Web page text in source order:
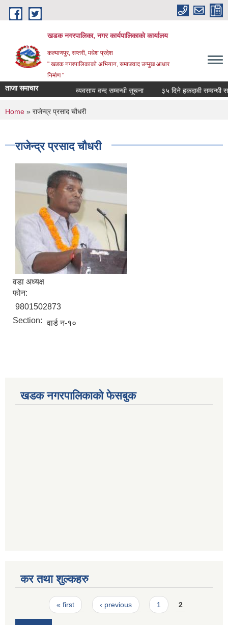
Skip to main content
खडक नगरपालिका, नगर कार्यपालिकाकाे कार्यालय
कल्याणपुर, सप्तरी, मधेश प्रदेश
" खडक नगरपालिकाको अभियान, समाजवाद उन्मुख आधार
निर्माण "
ताजा समाचार व्यवसाय वन्द सम्वन्धी सूचना ३५ दिने हकदावी सम्वन्धी
You are here
Home » राजेन्द्र प्रसाद चौधरी
राजेन्द्र प्रसाद चौधरी
वडा अध्यक्ष
फोन:
9801502873
Section: वार्ड न-१०
खडक नगरपालिकाको फेसबुक
कर तथा शुल्कहरु
Pages« first ‹ previous 1 2